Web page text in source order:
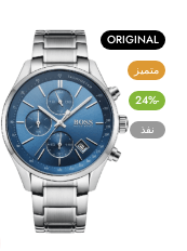
ORIGINAL
متميز
-24%
نفذ